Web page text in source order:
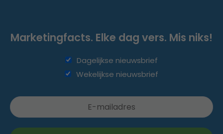
Marketingfacts. Elke dag vers. Mis niks!
Dagelijkse nieuwsbrief
Wekelijkse nieuwsbrief